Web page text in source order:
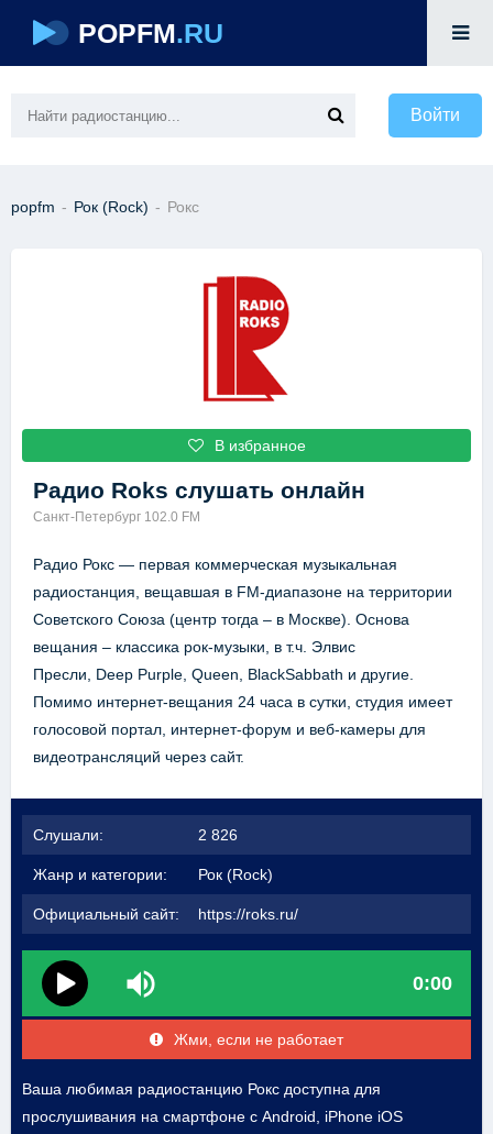
POPFM.RU
Войти
popfm - Рок (Rock) - Рокс
В избранное
Радио Roks слушать онлайн
Санкт-Петербург 102.0 FM
Радио Рокс — первая коммерческая музыкальная
радиостанция, вещавшая в FM-диапазоне на территории
Советского Союза (центр тогда – в Москве). Основа
вещания – классика рок-музыки, в т.ч. Элвис
Пресли, Deep Purple, Queen, BlackSabbath и другие.
Помимо интернет-вещания 24 часа в сутки, студия имеет
голосовой портал, интернет-форум и веб-камеры для
видеотрансляций через сайт.
Слушали: 2 826
Жанр и категории: Рок (Rock)
Официальный сайт: https://roks.ru/
0:00
Жми, если не работает
Ваша любимая радиостанцию Рокс доступна для
прослушивания на смартфоне с Android, iPhone iOS